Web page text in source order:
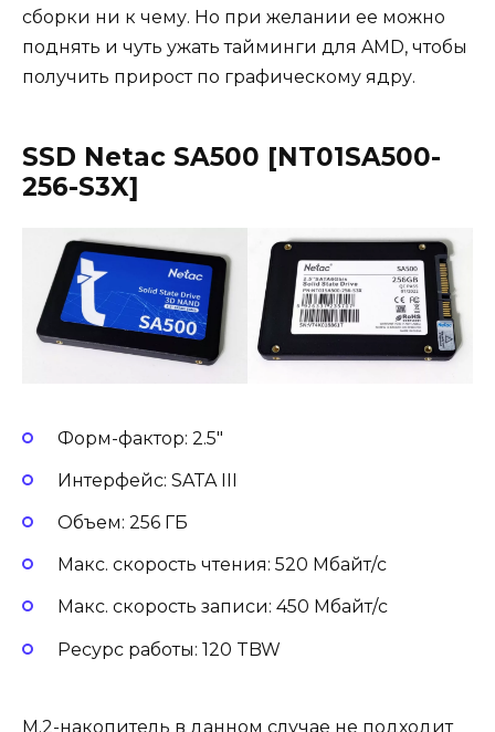
сборки ни к чему. Но при желании ее можно
поднять и чуть ужать тайминги для AMD, чтобы
получить прирост по графическому ядру.
SSD Netac SA500 [NT01SA500-
256-S3X]
Форм-фактор: 2.5″
Интерфейс: SATA III
Объем: 256 ГБ
Макс. скорость чтения: 520 Мбайт/с
Макс. скорость записи: 450 Мбайт/с
Ресурс работы: 120 TBW
M.2-накопитель в данном случае не подходит